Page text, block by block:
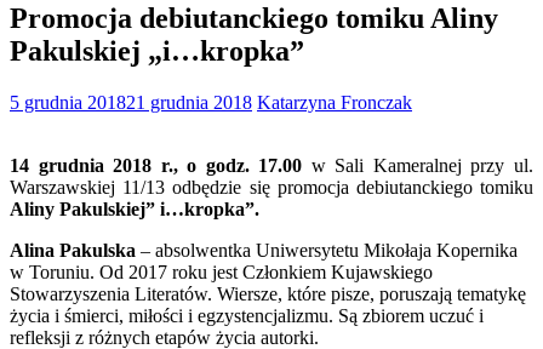
Promocja debiutanckiego tomiku Aliny
Pakulskiej „i…kropka”
5 grudnia 201821 grudnia 2018 Katarzyna Fronczak
14 grudnia 2018 r., o godz. 17.00 w Sali Kameralnej przy ul.
Warszawskiej 11/13 odbędzie się promocja debiutanckiego tomiku
Aliny Pakulskiej” i…kropka”.
Alina Pakulska – absolwentka Uniwersytetu Mikołaja Kopernika
w Toruniu. Od 2017 roku jest Członkiem Kujawskiego
Stowarzyszenia Literatów. Wiersze, które pisze, poruszają tematykę
życia i śmierci, miłości i egzystencjalizmu. Są zbiorem uczuć i
refleksji z różnych etapów życia autorki.